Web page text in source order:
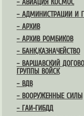
– АВИАЦИЯ КОСМОС
– АДМИНИСТРАЦИИ И
– АРХИВ
– АРХИВ РОМБИКОВ
– БАНК,КАЗНАЧЕЙСТВО
– ВАРШАВСКИЙ
ГРУППЫ ВОЙСК
– ВДВ
– ВООРУЖЕННЫЕ СИЛЫ
– ГАИ-ГИБДД